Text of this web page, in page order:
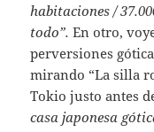
habitaciones /
todo”. En otro,
perversiones
mirando “La silla
Tokio justo antes
casa japonesa